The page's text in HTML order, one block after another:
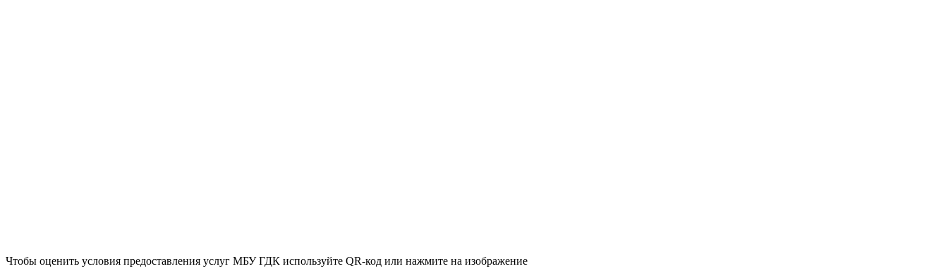
Чтобы оценить условия предоставления услуг МБУ ГДК используйте QR-код или нажмите на изображение